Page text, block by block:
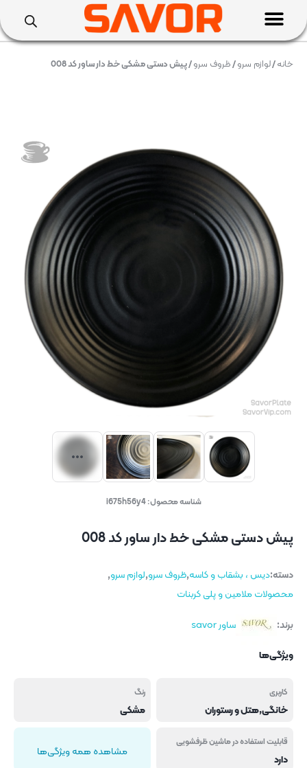
خانه/لوازم سرو/ظروف سرو/ پيش دستی مشکی خط دار ساور کد 008
شناسه محصول:i675h56y4
پيش دستی مشکی خط دار ساور کد 008
دسته:دیس ، بشقاب و کاسه,ظروف سرو,لوازم سرو,
محصولات ملامین و پلی کربنات
برند:
ساور savor
ویژگی‌ها
کاربری
خانگی,هتل و رستوران
رنگ
مشکی
قابلیت استفاده در ماشین ظرفشویی
دارد مشاهده همه ویژگی‌ها